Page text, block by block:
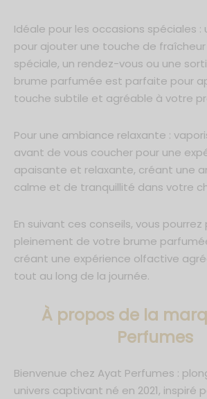
Idéale pour les occasions spéciales :
pour ajouter une touche de
spéciale, un rendez-vous ou une
brume parfumée est parfaite pour
touche subtile et agréable à votre
Pour une ambiance relaxante :
avant de vous coucher pour une
apaisante et relaxante, créant une
calme et de tranquillité dans votre
En suivant ces conseils, vous
pleinement de votre brume
créant une expérience olfactive
tout au long de la journée.
À propos de la
Perfumes
Bienvenue chez Ayat Perfumes :
univers captivant né en 2021, inspiré